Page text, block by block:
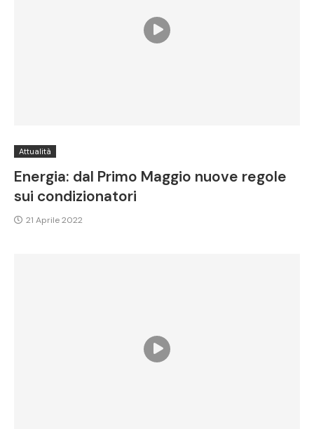
Attualità
Energia: dal Primo Maggio nuove regole
sui condizionatori
21 Aprile 2022